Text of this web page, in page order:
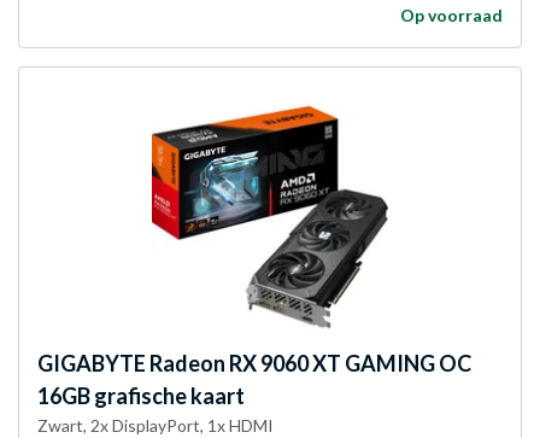
Op voorraad
GIGABYTE Radeon RX 9060 XT GAMING OC
16GB grafische kaart
Zwart, 2x DisplayPort, 1x HDMI